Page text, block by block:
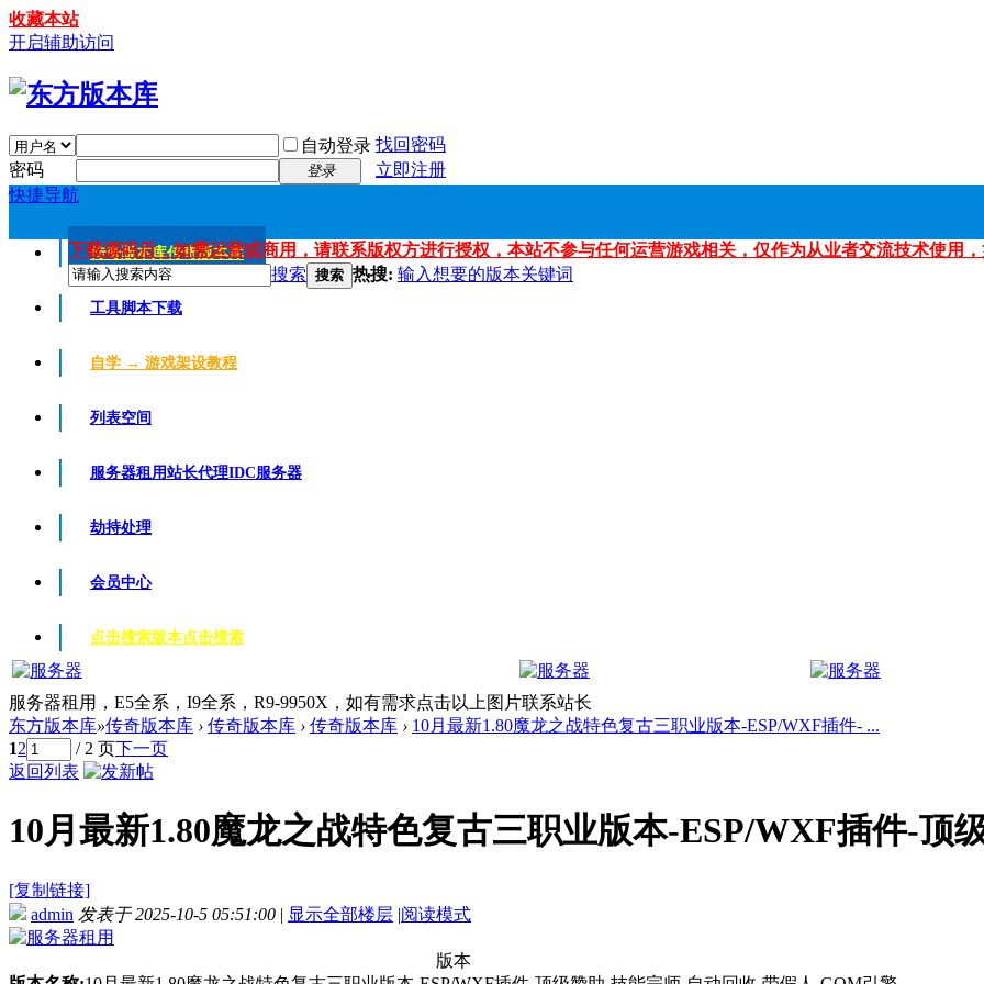
收藏本站
开启辅助访问
自动登录 找回密码
密码
登录
立即注册
快捷导航
传奇版本库传奇版本库
工具脚本下载
自学 → 游戏架设教程
列表空间
服务器租用站长代理IDC服务器
劫持处理
会员中心
点击搜索版本点击搜索
下载源码后，如需运营或商用，请联系版权方进行授权，本站不参与任何运营游戏相关，仅作为从业者交流技术使用
搜索 搜索 热搜: 输入想要的版本关键词
服务器租用，E5全系，I9全系，R9-9950X，如有需求点击以上图片联系站长
东方版本库»传奇版本库 › 传奇版本库 › 传奇版本库 › 10月最新1.80魔龙之战特色复古三职业版本-ESP/WXF插件- ...
12 / 2 页下一页
返回列表
10月最新1.80魔龙之战特色复古三职业版本-ESP/WXF插件-顶
[复制链接]
admin 发表于 2025-10-5 05:51:00 | 显示全部楼层 |阅读模式
版本